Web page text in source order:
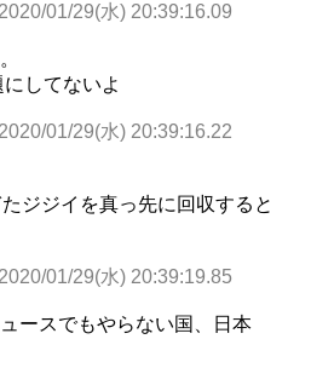
2020/01/29(水) 20:39:16.09
してないよ
2020/01/29(水) 20:39:16.22
ジジイを真っ先に回収すると
2020/01/29(水) 20:39:19.85
ースでもやらない国、日本